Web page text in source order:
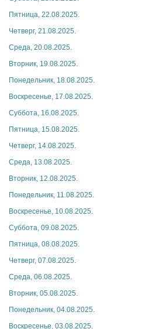
Пятница, 22.08.2025.
Четверг, 21.08.2025.
Среда, 20.08.2025.
Вторник, 19.08.2025.
Понедельник, 18.08.2025.
Воскресенье, 17.08.2025.
Суббота, 16.08.2025.
Пятница, 15.08.2025.
Четверг, 14.08.2025.
Среда, 13.08.2025.
Вторник, 12.08.2025.
Понедельник, 11.08.2025.
Воскресенье, 10.08.2025.
Суббота, 09.08.2025.
Пятница, 08.08.2025.
Четверг, 07.08.2025.
Среда, 06.08.2025.
Вторник, 05.08.2025.
Понедельник, 04.08.2025.
Воскресенье, 03.08.2025.